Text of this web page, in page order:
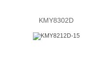
KMY8302D